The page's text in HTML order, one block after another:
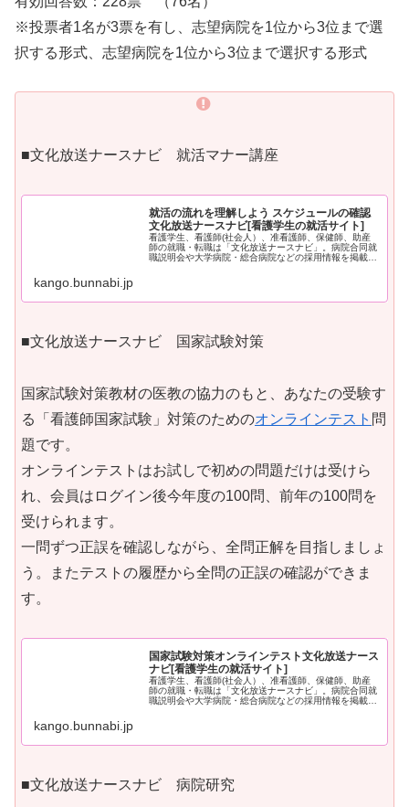
※投票者1名が3票を有し、志望病院を1位から3位まで選
択する形式、志望病院を1位から3位まで選択する形式
■文化放送ナースナビ 就活マナー講座
就活の流れを理解しよう スケジュールの確認
文化放送ナースナビ[看護学生の就活サイト]
看護学生、看護師(社会人）、准看護師、保健師、助産
師の就職・転職は「文化放送ナースナビ」。病院合同就
職説明会や大学病院・総合病院などの採用情報を掲載。
kango.bunnabi.jp
■文化放送ナースナビ 国家試験対策
国家試験対策教材の医教の協力のもと、あなたの受験す
る「看護師国家試験」対策のためのオンラインテスト 問
題です。
オンラインテストはお試しで初めの問題だけは受けら
れ、会員はログイン後今年度の100問、前年の100問を
受けられます。
一問ずつ正誤を確認しながら、全問正解を目指しましょ
う。またテストの履歴から全問の正誤の確認ができま
す。
国家試験対策オンラインテスト文化放送ナース
ナビ[看護学生の就活サイト]
看護学生、看護師(社会人）、准看護師、保健師、助産
師の就職・転職は「文化放送ナースナビ」。病院合同就
職説明会や大学病院・総合病院などの採用情報を掲載。
kango.bunnabi.jp
■文化放送ナースナビ 病院研究